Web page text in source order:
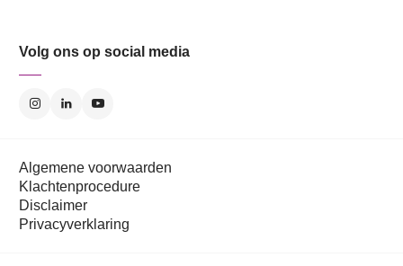
Volg ons op social media
Algemene voorwaarden
Klachtenprocedure
Disclaimer
Privacyverklaring